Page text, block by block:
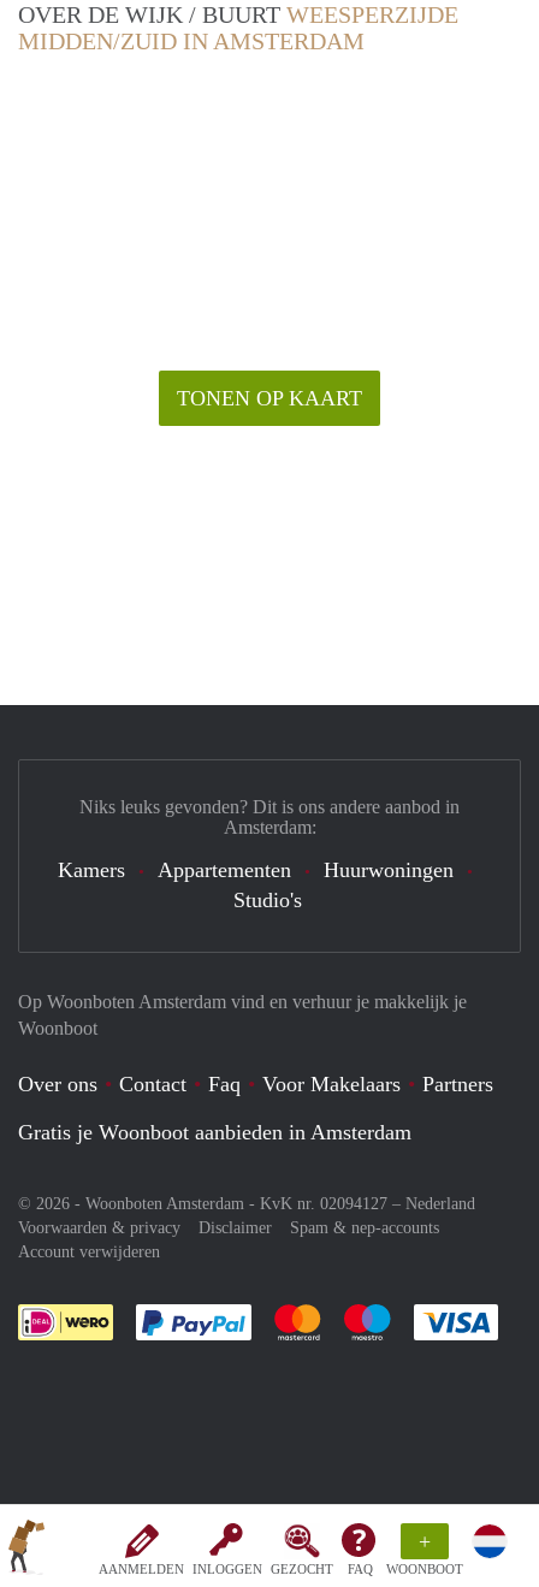
AANMELDEN INLOGGEN GEZOCHT FAQ
+
WOONBOOT
OVER DE WIJK / BUURT WEESPERZIJDE
MIDDEN/ZUID IN AMSTERDAM
TONEN OP KAART
Op Woonboten Amsterdam vind en verhuur je makkelijk je
Woonboot
Over ons Contact Faq Voor Makelaars
Partners
Gratis je Woonboot aanbieden in Amsterdam
© 2026 - Woonboten Amsterdam - KvK nr. 02094127 – Nederland
Voorwaarden & privacy
Disclaimer
Spam & nep-accounts
Account verwijderen
Je rekent gemakkelijk af met Paypal
Je rekent gemakkelijk af met
Je rekent
Niks leuks gevonden? Dit is ons andere aanbod in
Amsterdam:
Kamers Appartementen
Huurwoningen
Studio's